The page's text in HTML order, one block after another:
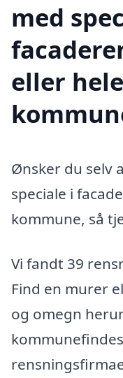
med
eller
Ønsker du selv
speciale i
kommune, så
Vi fandt 39
Find en murer
og omegn